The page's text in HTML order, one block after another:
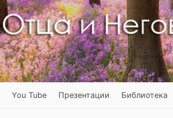
You Tube Презентации Библиотека